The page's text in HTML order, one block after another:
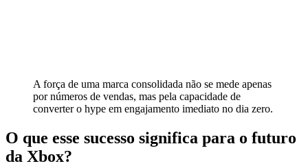
A força de uma marca consolidada não se mede apenas
por números de vendas, mas pela capacidade de
converter o hype em engajamento imediato no dia zero.
O que esse sucesso significa para o futuro
da Xbox?